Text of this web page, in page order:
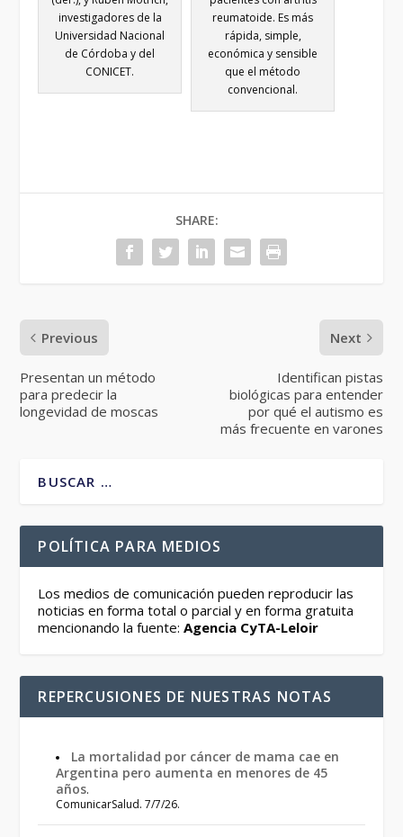
investigadores de la
Universidad Nacional
de Córdoba y del
CONICET.
reumatoide. Es más
rápida, simple,
económica y sensible
que el método
convencional.
SHARE:
Previous
Presentan un método
para predecir la
longevidad de moscas
Next
Identifican pistas
biológicas para entender
por qué el autismo es
más frecuente en varones
POLÍTICA PARA MEDIOS
Los medios de comunicación pueden reproducir las
noticias en forma total o parcial y en forma gratuita
mencionando la fuente:Agencia CyTA-Leloir
REPERCUSIONES DE NUESTRAS NOTAS
La mortalidad por cáncer de mama cae en
Argentina pero aumenta en menores de 45
años.
ComunicarSalud. 7/7/26.